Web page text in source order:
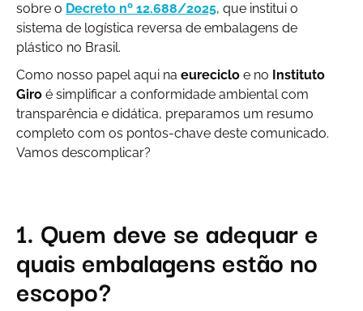
sobre o Decreto nº 12.688/2025, que institui o
sistema de logística reversa de embalagens de
plástico no Brasil.
Como nosso papel aqui na eureciclo e no Instituto
Giro é simplificar a conformidade ambiental com
transparência e didática, preparamos um resumo
completo com os pontos-chave deste comunicado.
Vamos descomplicar?
1. Quem deve se adequar e
quais embalagens estão no
escopo?